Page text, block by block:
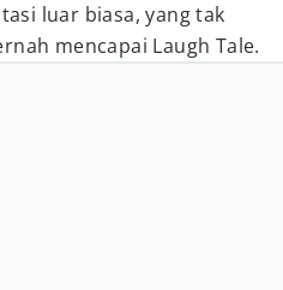
luar biasa, yang tak
mencapai Laugh Tale.